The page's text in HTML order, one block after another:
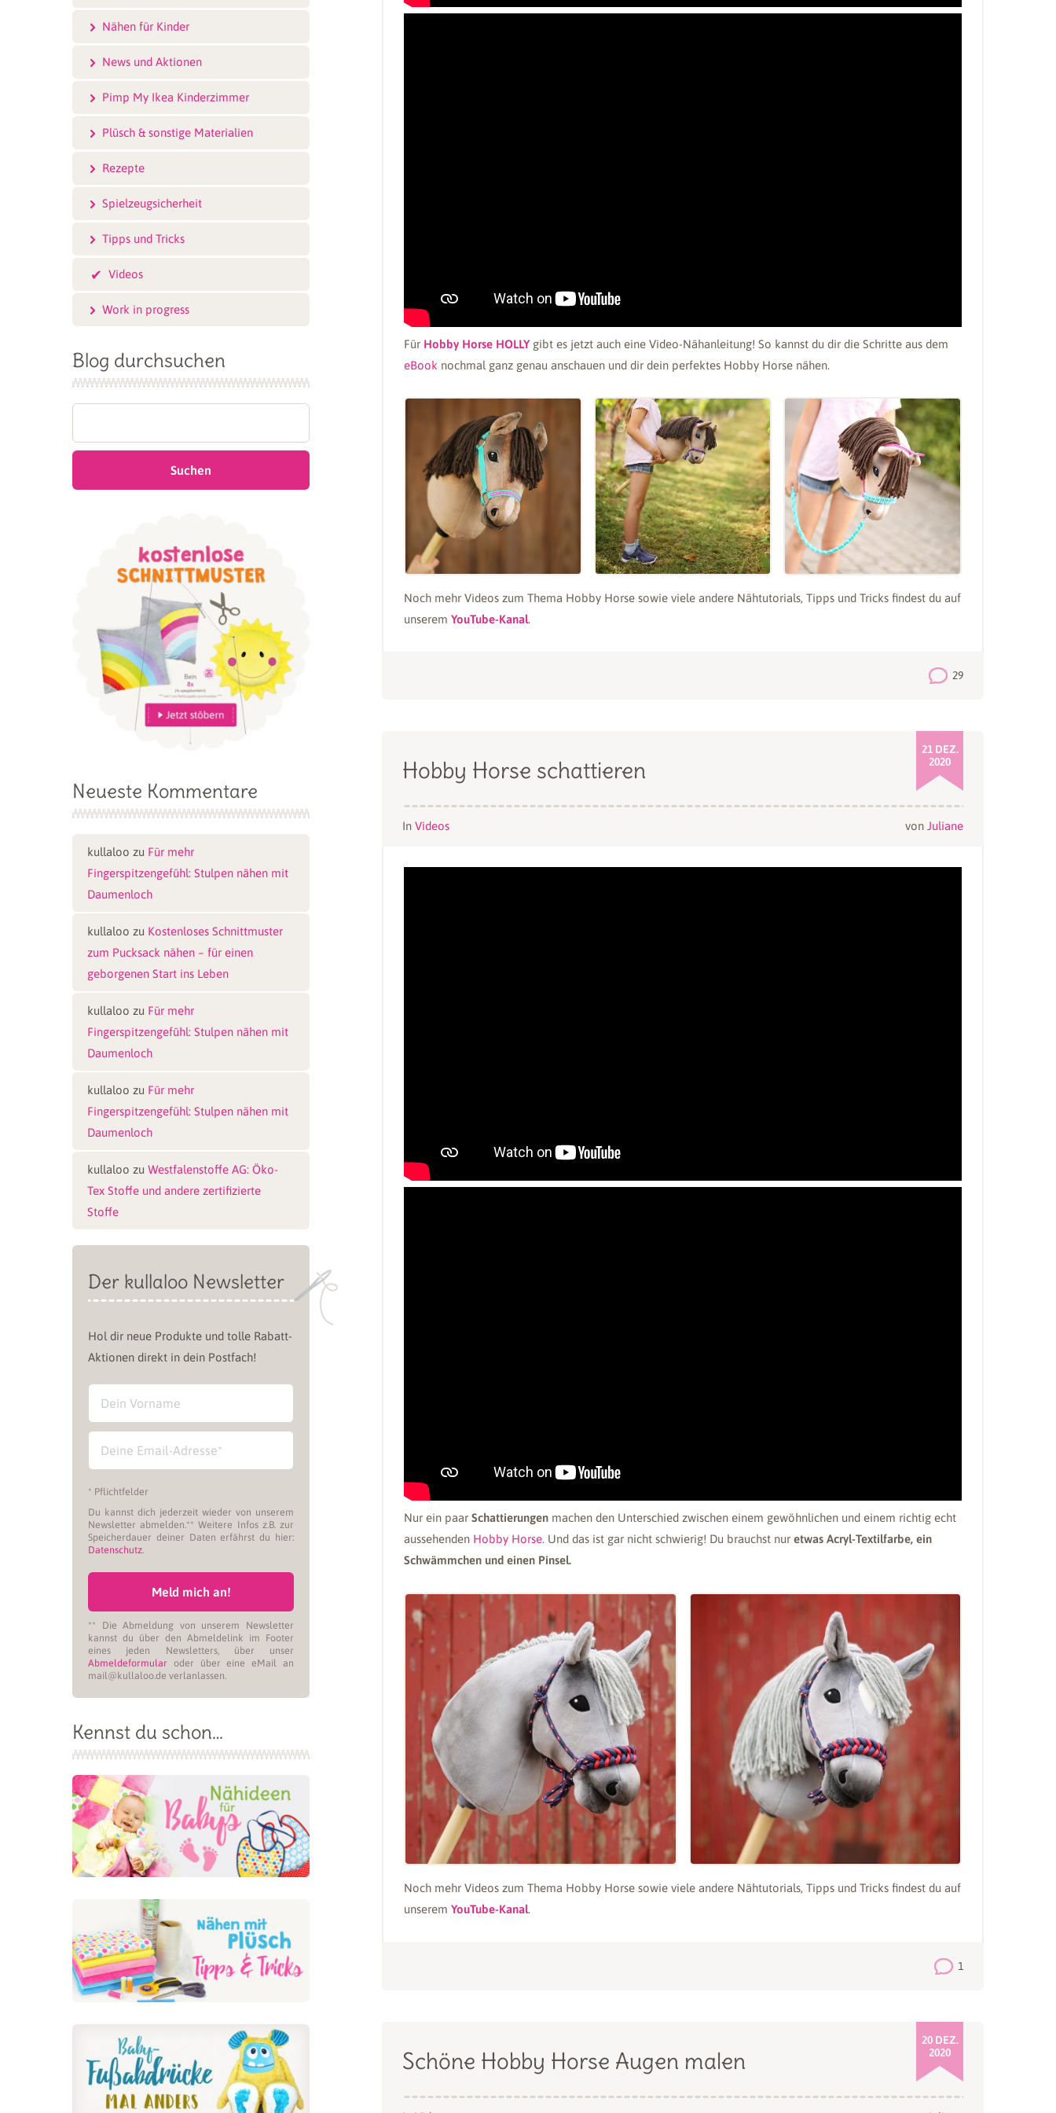
Für Hobby Horse HOLLYgibt es jetzt auch eine Video-Nähanleitung! So kannst du dir die Schritte aus dem
eBook nochmal ganz genau anschauen und dir dein perfektes Hobby Horse nähen.
Noch mehr Videos zum Thema Hobby Horse sowie viele andere Nähtutorials, Tipps und Tricks findest du auf
unseremYouTube-Kanal.
29
21 DEZ.
2020
Hobby Horse schattieren
InVideos von Juliane
Nur ein paarSchattierungen machen den Unterschied zwischen einem gewöhnlichen und einem richtig echt
aussehenden Hobby Horse. Und das ist gar nicht schwierig! Du brauchst nuretwas Acryl-Textilfarbe, ein
Schwämmchen und einen Pinsel.
Noch mehr Videos zum Thema Hobby Horse sowie viele andere Nähtutorials, Tipps und Tricks findest du auf
unseremYouTube-Kanal.
1
20 DEZ.
2020
Schöne Hobby Horse Augen malen
Nähen für Kinder
News und Aktionen
Pimp My Ikea Kinderzimmer
Plüsch & sonstige Materialien
Rezepte
Spielzeugsicherheit
Tipps und Tricks
Videos
Work in progress
Blog durchsuchen
Neueste Kommentare
kullaloo zu Für mehr
Fingerspitzengefühl: Stulpen nähen mit
Daumenloch
kullaloo zu Kostenloses Schnittmuster
zum Pucksack nähen – für einen
geborgenen Start ins Leben
kullaloo zu Für mehr
Fingerspitzengefühl: Stulpen nähen mit
Daumenloch
kullaloo zu Für mehr
Fingerspitzengefühl: Stulpen nähen mit
Daumenloch
kullaloo zu Westfalenstoffe AG: Öko-
Tex Stoffe und andere zertifizierte
Stoffe
Der kullaloo Newsletter
Hol dir neue Produkte und tolle Rabatt-
Aktionen direkt in dein Postfach!
* Pflichtfelder
Du kannst dich jederzeit wieder von unserem
Newsletter abmelden.** Weitere Infos z.B. zur
Speicherdauer deiner Daten erfährst du hier:
Datenschutz.
Meld mich an!
** Die Abmeldung von unserem Newsletter
kannst du über den Abmeldelink im Footer
eines jeden Newsletters, über unser
Abmeldeformular oder über eine eMail an
mail@kullaloo.de verlanlassen.
Kennst du schon…